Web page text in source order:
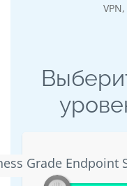
Grade Endpoint
Grade Endpoint